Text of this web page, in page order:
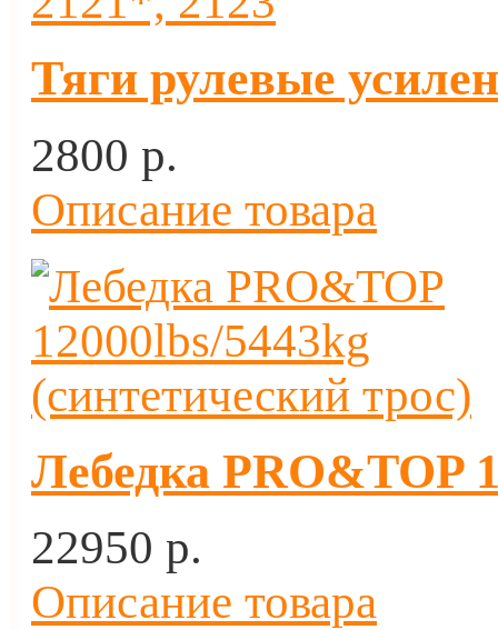
Тяги рулевые
2800 p.
Описание товара
Лебедка PRO&TOP
22950 p.
Описание товара